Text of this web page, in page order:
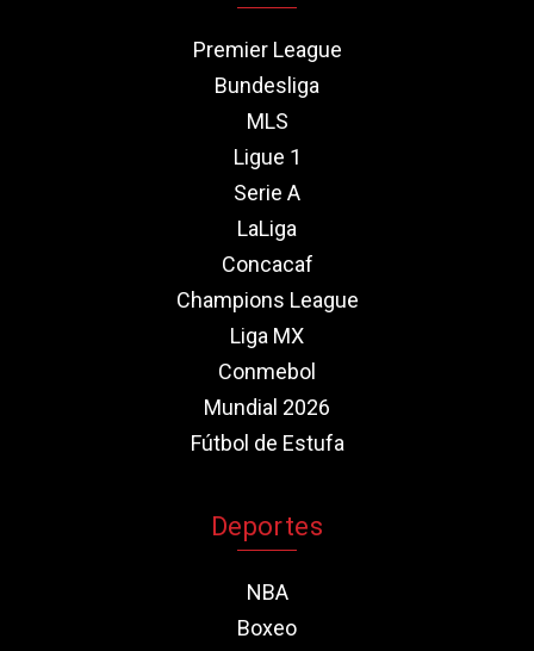
Premier League
Bundesliga
MLS
Ligue 1
Serie A
LaLiga
Concacaf
Champions League
Liga MX
Conmebol
Mundial 2026
Fútbol de Estufa
Deportes
NBA
Boxeo